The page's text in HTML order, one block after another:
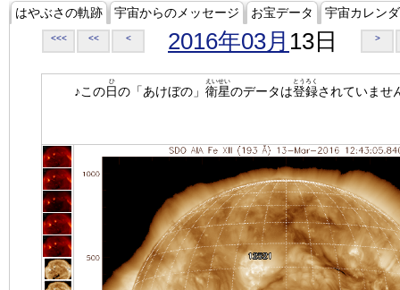
はやぶさの軌跡 宇宙からのメッセージ お宝データ 宇宙カレン
<<< << < 2016年03月 13日 >
♪この日
ひ
の「あけぼの」 衛星
えいせい
のデータは登録
とうろく
されていませ